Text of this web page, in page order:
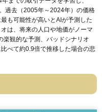
過去（2005年～2024年）の価格
も可能性が高いとAIが予測した
は、将来の人口や地価がノーマ
楽観的な予測、バッドシナリオ
べて約0.9倍で推移した場合の悲